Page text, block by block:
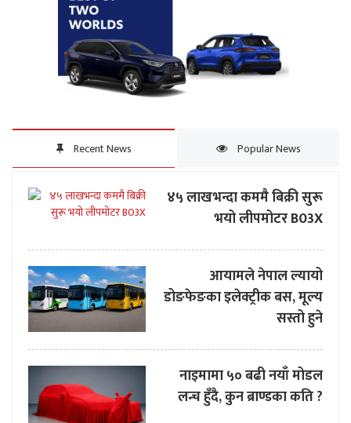
Recent News Popular News
४५ लाखभन्दा कममै बिक्री सुरू
भयो लीपमोटर B03X
आयामले नेपाल ल्यायो
डोङफेङका इलेक्ट्रीक बस, मूल्य
सस्तो हुने
नाइमामा ५० बढी नयाँ मोडल
लन्च हुँदै, कुन ब्राण्डका कति ?